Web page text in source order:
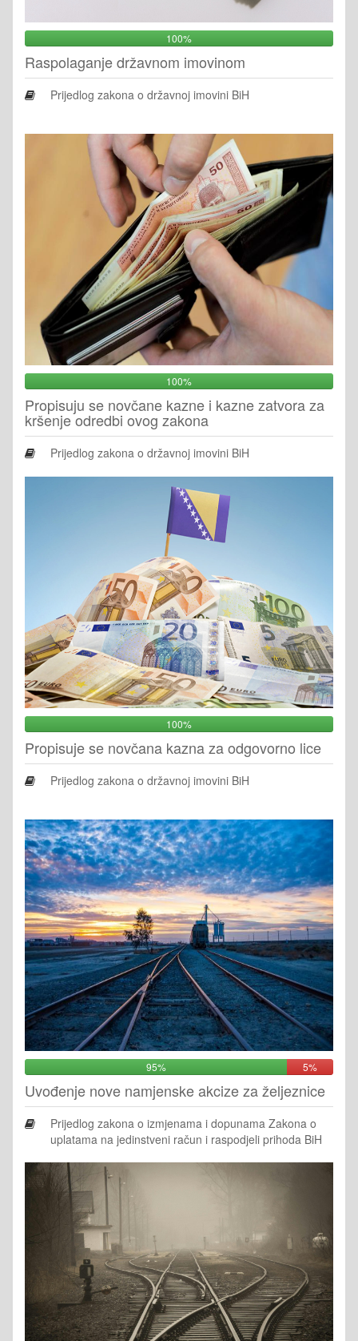
100%
Raspolaganje državnom imovinom
Prijedlog zakona o državnoj imovini BiH
100%
Propisuju se novčane kazne i kazne zatvora za
kršenje odredbi ovog zakona
Prijedlog zakona o državnoj imovini BiH
100%
Propisuje se novčana kazna za odgovorno lice
Prijedlog zakona o državnoj imovini BiH
95% 5%
Uvođenje nove namjenske akcize za željeznice
Prijedlog zakona o izmjenama i dopunama Zakona o
uplatama na jedinstveni račun i raspodjeli prihoda BiH